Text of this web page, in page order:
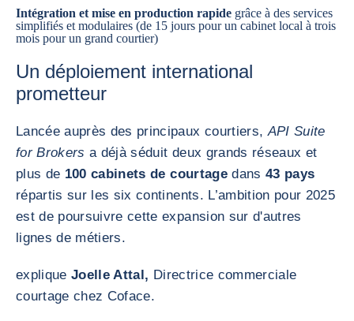
Intégration et mise en production rapide grâce à des services
simplifiés et modulaires (de 15 jours pour un cabinet local à trois
mois pour un grand courtier)
Un déploiement international
prometteur
Lancée auprès des principaux courtiers,API Suite
for Brokers a déjà séduit deux grands réseaux et
plus de 100 cabinets de courtagedans 43 pays
répartis sur les six continents. L’ambition pour 2025
est de poursuivre cette expansion sur d'autres
lignes de métiers.
expliqueJoelle Attal, Directrice commerciale
courtage chez Coface.